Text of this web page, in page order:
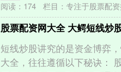
阅读： 174 栏目： 专注于股票配
股票配资网大全 大鳄短线炒
短线炒股讲究的是资金博弈
大全，往往遵循以下秘诀：